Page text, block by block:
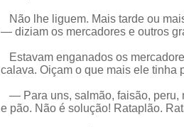
Não lhe liguem. Mais tarde ou
— diziam os mercadores e outros
Estavam enganados os
calava. Oiçam o que mais ele tinha
— Para uns, salmão, faisão, peru,
e pão. Não é solução! Rataplão.